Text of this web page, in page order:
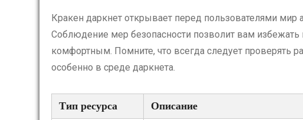
Кракен даркнет открывает перед пользователями
Соблюдение мер безопасности позволит вам избежать
комфортным. Помните, что всегда следует проверять
особенно в среде даркнета.
Тип ресурса Описание